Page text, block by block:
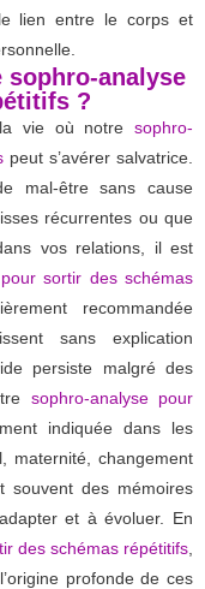
lien entre le corps et
sophro-analyse
?
vie où notre sophro-
peut s’avérer salvatrice.
mal-être sans cause
récurrentes ou que
vos relations, il est
sortir des schémas
recommandée
sans explication
persiste malgré des
sophro-analyse pour
indiquée dans les
maternité, changement
souvent des mémoires
et à évoluer. En
des schémas répétitifs
profonde de ces